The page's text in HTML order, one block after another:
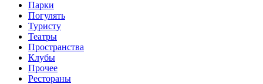
Парки
Погулять
Туристу
Театры
Пространства
Клубы
Прочее
Рестораны